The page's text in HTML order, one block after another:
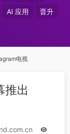
AI 应用 晋升
电视
推出